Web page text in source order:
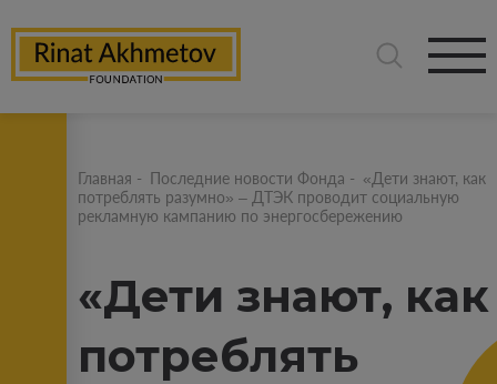
Главная - Последние новости Фонда - «Дети знают, как
потреблять разумно» – ДТЭК проводит социальную
рекламную кампанию по энергосбережению
«Дети знают, как
потреблять